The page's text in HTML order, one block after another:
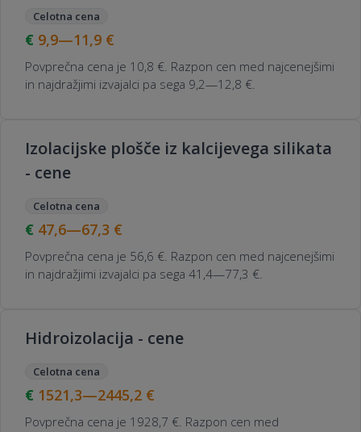
Celotna cena
9,9—11,9 €
Povprečna cena je 10,8 €. Razpon cen med najcenejšimi
in najdražjimi izvajalci pa sega 9,2—12,8 €.
Izolacijske plošče iz kalcijevega silikata
- cene
Celotna cena
47,6—67,3 €
Povprečna cena je 56,6 €. Razpon cen med najcenejšimi
in najdražjimi izvajalci pa sega 41,4—77,3 €.
Hidroizolacija - cene
Celotna cena
1521,3—2445,2 €
Povprečna cena je 1928,7 €. Razpon cen med